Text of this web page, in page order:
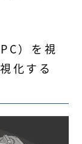
）を視
化する